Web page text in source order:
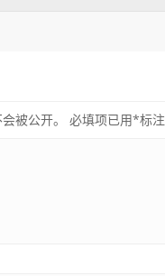
被公开。 必填项已用*标注